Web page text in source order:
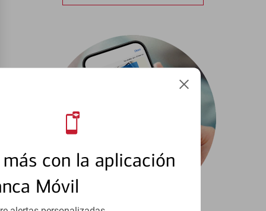
con la aplicación
Móvil